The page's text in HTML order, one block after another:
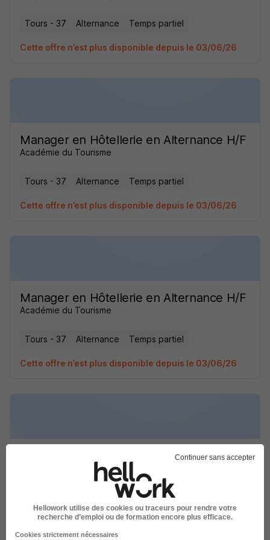
Tours - 37 Alternance Temps partiel
Cette offre n’est plus disponible depuis le 03/06/26
Manager en Hôtellerie en Alternance H/F
Académie du Tourisme
Tours - 37 Alternance Temps partiel
Cette offre n’est plus disponible depuis le 03/06/26
Manager en Hôtellerie en Alternance H/F
Académie du Tourisme
Tours - 37 Alternance Temps partiel
Cette offre n’est plus disponible depuis le 03/06/26
Manager en Hôtellerie en Alternance H/F
Académie du Tourisme
Alternance Temps partiel
Cette offre n’est plus disponible depuis le 03/06/26
Continuer sans accepter
Hellowork utilise des cookies ou traceurs pour rendre votre
recherche d’emploi ou de formation encore plus efficace.
Cookies strictement nécessaires